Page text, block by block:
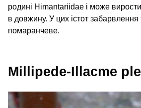
родині Himantariidae і може
в довжину. У цих істот забарвлення
помаранчеве.
Millipede-Illacme